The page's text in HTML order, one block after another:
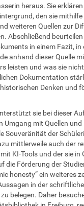
heraus. Sie erklären
den sie mithilfe
weiteren Quellen zur
Abschließend
in einem Fazit, in
anhand dieser Quelle
leisten und was sie
Dokumentation
Denken und
sie bei dieser
Umgang mit Quellen und
Souveränität der
mittlerweile auch der
KI-Tools und der sie in
die Förderung der
honesty“ ein weiteres
in der
belegen. Daher